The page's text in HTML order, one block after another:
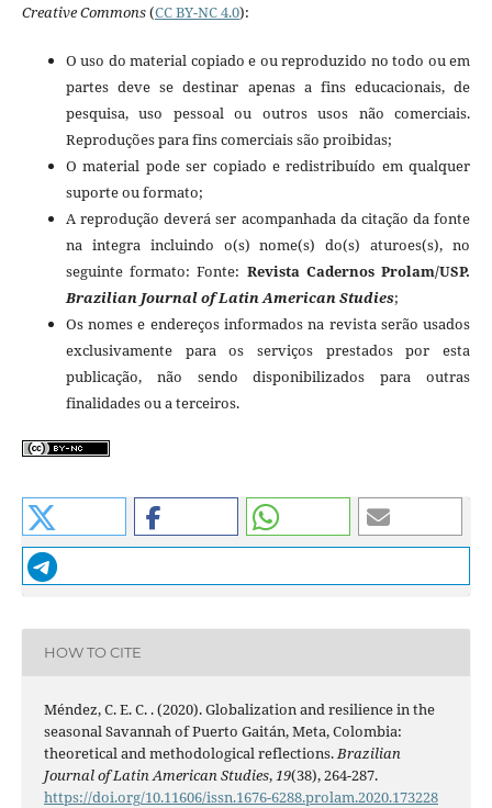
CreativeCommons(CC BY-NC 4.0):
O uso do material copiado e ou reproduzido no todo ou em
partes deve se destinar apenas a fins educacionais, de
pesquisa, uso pessoal ou outros usos não comerciais.
Reproduções para fins comerciais são proibidas;
O material pode ser copiado e redistribuído em qualquer
suporte ou formato;
A reprodução deverá ser acompanhada da citação da fonte
na integra incluindo o(s) nome(s) do(s) aturoes(s), no
seguinte formato: Fonte: Revista Cadernos Prolam/USP.
Brazilian Journal of Latin American Studies;
Os nomes e endereços informados na revista serão usados
exclusivamente para os serviços prestados por esta
publicação, não sendo disponibilizados para outras
finalidades ou a terceiros.
HOW TO CITE
Méndez, C. E. C. . (2020). Globalization and resilience in the
seasonal Savannah of Puerto Gaitán, Meta, Colombia:
theoretical and methodological reflections.Brazilian
Journal of Latin American Studies,19(38), 264-287.
https://doi.org/10.11606/issn.1676-6288.prolam.2020.173228